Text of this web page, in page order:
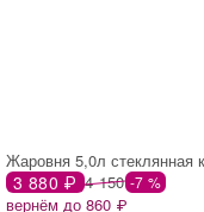
3 880 ₽ 4 150 -7 %
вернём до 860 ₽